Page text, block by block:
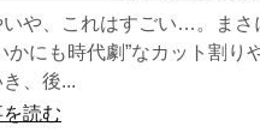
いや、これはすごい…。まさ
かにも時代劇”なカット割
、後...
読む